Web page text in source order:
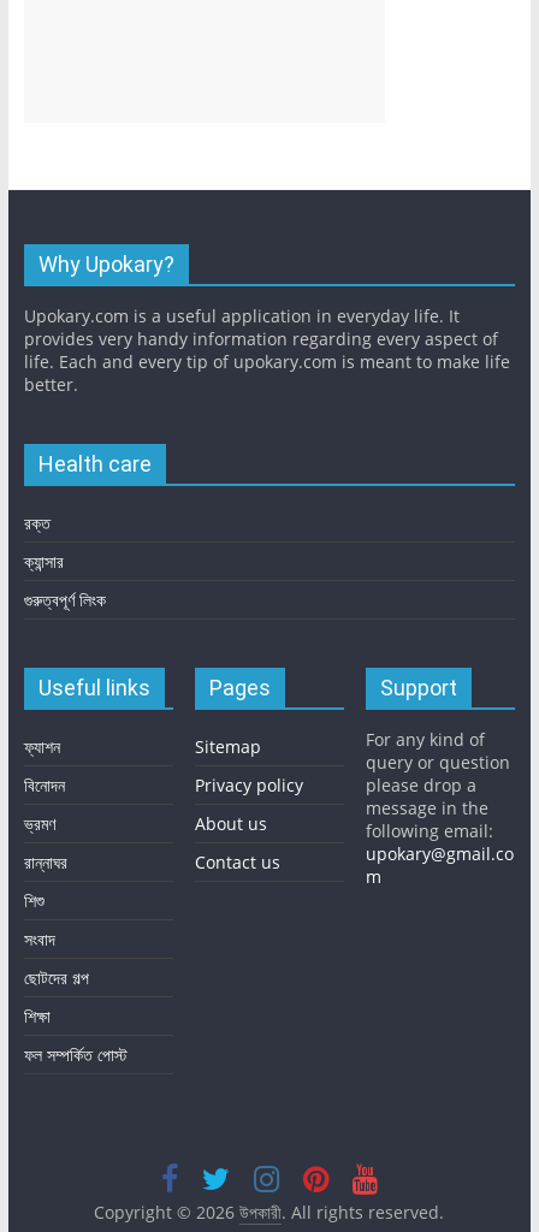
Why Upokary?
Upokary.com is a useful application in everyday life. It
provides very handy information regarding every aspect of
life. Each and every tip of upokary.com is meant to make life
better.
Health care
রক্ত
ক্যান্সার
গুরুত্বপূর্ণ লিংক
Useful links
ফ্যাশন
বিনোদন
ভ্রমণ
রান্নাঘর
শিশু
সংবাদ
ছোটদের গল্প
শিক্ষা
ফল সম্পর্কিত পোস্ট
Pages
Sitemap
Privacy policy
About us
Contact us
Support
For any kind of
query or question
please drop a
message in the
following email:
upokary@gmail.co
m
Copyright © 2026উপকারী. All rights reserved.